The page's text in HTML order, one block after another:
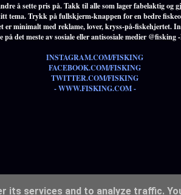
å sette pris på. Takk til alle som lager fabelaktig
tema. Trykk på fullskjerm-knappen for en bedre
er minimalt med reklame, lover, kryss-på-
meste av sosiale eller antisosiale medier
INSTAGRAM.COM/FISKING
FACEBOOK.COM/FISKING
TWITTER.COM/FISKING
- WWW.FISKING.COM -
Drevet av Blogger
its services and to analyze traffic.